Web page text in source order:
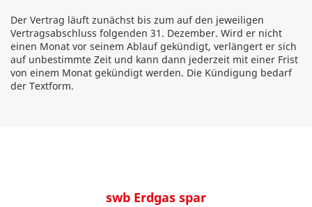
Der Vertrag läuft zunächst bis zum auf den jeweiligen
Vertragsabschluss folgenden 31. Dezember. Wird er nicht
einen Monat vor seinem Ablauf gekündigt, verlängert er sich
auf unbestimmte Zeit und kann dann jederzeit mit einer Frist
von einem Monat gekündigt werden. Die Kündigung bedarf
der Textform.
swb Erdgas spar